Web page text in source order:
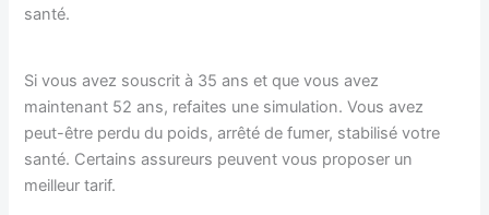
santé.
Si vous avez souscrit à 35 ans et que vous avez
maintenant 52 ans, refaites une simulation. Vous avez
peut-être perdu du poids, arrêté de fumer, stabilisé votre
santé. Certains assureurs peuvent vous proposer un
meilleur tarif.